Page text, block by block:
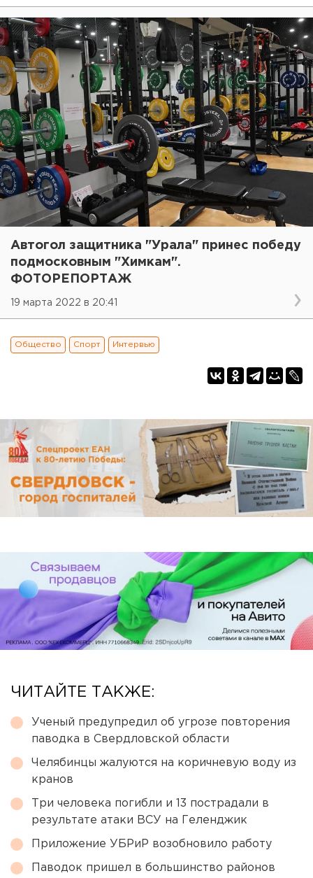
Автогол защитника "Урала" принес победу
подмосковным "Химкам".
ФОТОРЕПОРТАЖ
19 марта 2022 в 20:41
Общество Спорт Интервью
ЧИТАЙТЕ ТАКЖЕ:
Ученый предупредил об угрозе повторения
паводка в Свердловской области
Челябинцы жалуются на коричневую воду из
кранов
Три человека погибли и 13 пострадали в
результате атаки ВСУ на Геленджик
Приложение УБРиР возобновило работу
Паводок пришел в большинство районов